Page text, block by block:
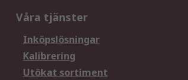
Våra tjänster
Inköpslösningar
Kalibrering
Utökat sortiment